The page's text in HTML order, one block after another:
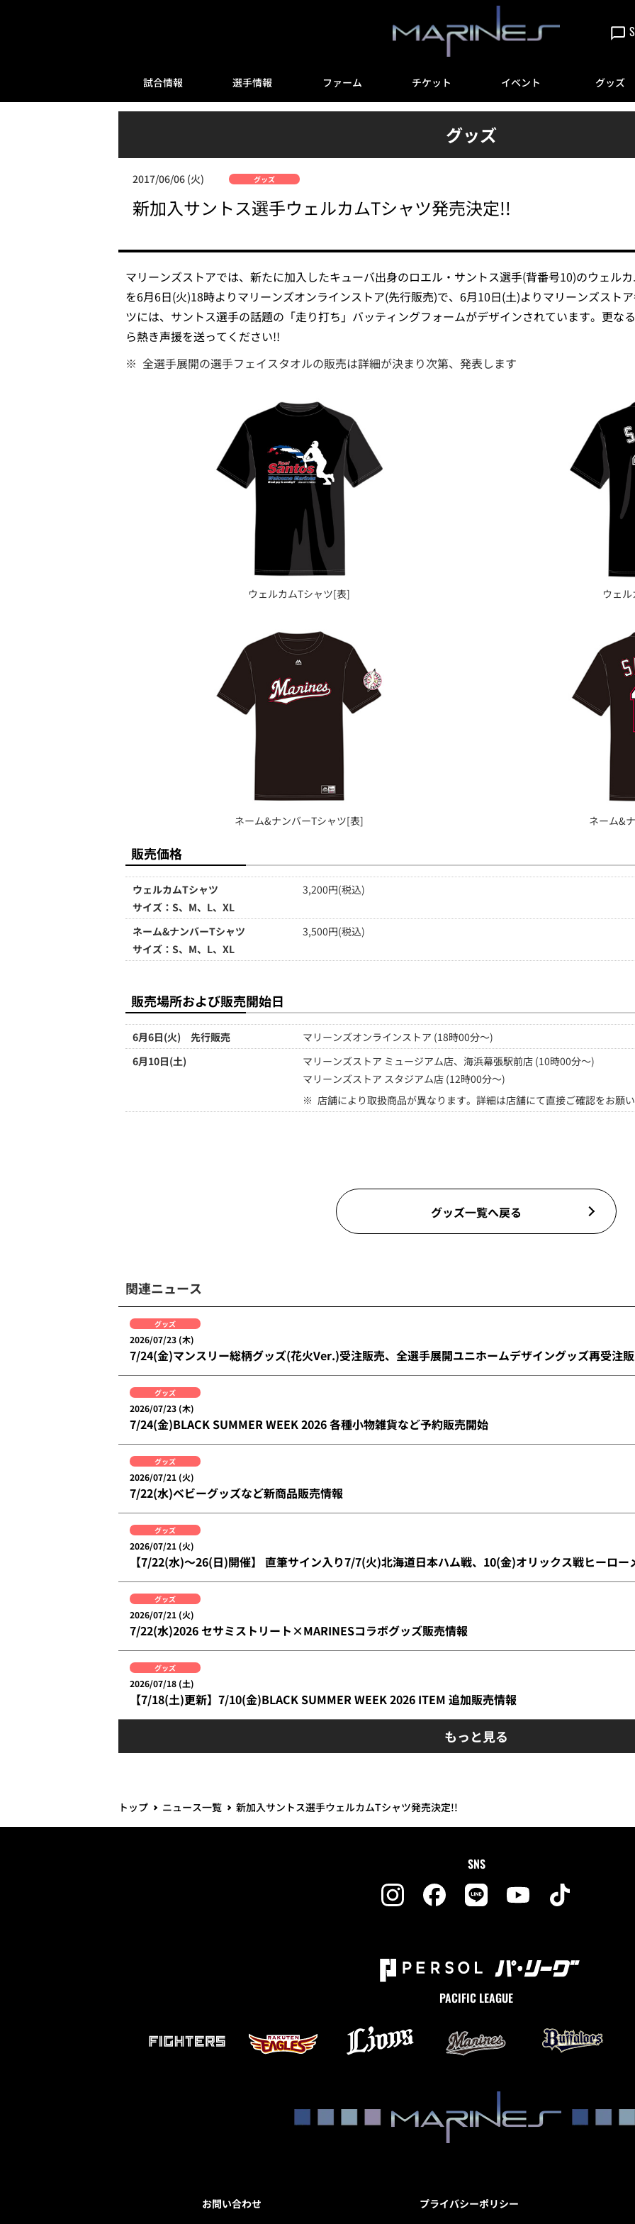
試合情報 選手情報 ファーム チケット イベント グッズ
グッズ
2017/06/06 (火) グッズ
新加入サントス選手ウェルカムTシャツ発売決定!!
マリーンズストアでは、新たに加入したキューバ出身のロエル・サントス選手(背番号10)のウェル
を6月6日(火)18時よりマリーンズオンラインストア(先行販売)で、6月10日(土)よりマリーンズスト
ツには、サントス選手の話題の「走り打ち」バッティングフォームがデザインされています。更な
ら熱き声援を送ってください!!
※ 全選手展開の選手フェイスタオルの販売は詳細が決まり次第、発表します
ウェルカムTシャツ[表] ウェ
ネーム&ナンバーTシャツ[表] ネーム&
販売価格
ウェルカムTシャツ
サイズ：S、M、L、XL
3,200円(税込)
ネーム&ナンバーTシャツ
サイズ：S、M、L、XL
3,500円(税込)
販売場所および販売開始日
6月6日(火) 先行販売
マリーンズオンラインストア (18時00分～)
6月10日(土)
マリーンズストア ミュージアム店、海浜幕張駅前店 (10時00分～)
マリーンズストア スタジアム店 (12時00分～)
※ 店舗により取扱商品が異なります。詳細は店舗にて直接ご確認をお願
グッズ一覧へ戻る
関連ニュース
グッズ
2026/07/23 (木)
7/24(金)マンスリー総柄グッズ(花火Ver.)受注販売、全選手展開ユニホームデザイングッズ再受注
グッズ
2026/07/23 (木)
7/24(金)BLACK SUMMER WEEK 2026 各種小物雑貨など予約販売開始
グッズ
2026/07/21 (火)
7/22(水)ベビーグッズなど新商品販売情報
グッズ
2026/07/21 (火)
【7/22(水)～26(日)開催】 直筆サイン入り7/7(火)北海道日本ハム戦、10(金)オリックス戦ヒーロ
グッズ
2026/07/21 (火)
7/22(水)2026 セサミストリート×MARINESコラボグッズ販売情報
グッズ
2026/07/18 (土)
【7/18(土)更新】7/10(金)BLACK SUMMER WEEK 2026 ITEM 追加販売情報
もっと見る
トップ ニュース一覧 新加入サントス選手ウェルカムTシャツ発売決定!!
SNS
PACIFIC LEAGUE
お問い合わせ
プライバシーポリシー